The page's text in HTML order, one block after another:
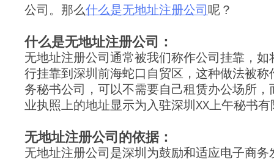
公司。那么什么是无地址注册公司呢？
什么是无地址注册公司：
无地址注册公司通常被我们称作公司挂靠，如
行挂靠到深圳前海蛇口自贸区，这种做法被称
务秘书公司，可以不需要自己租赁办公场所，
业执照上的地址显示为入驻深圳XX上午秘书
无地址注册公司的依据：
无地址注册公司是深圳为鼓励和适应电子商务